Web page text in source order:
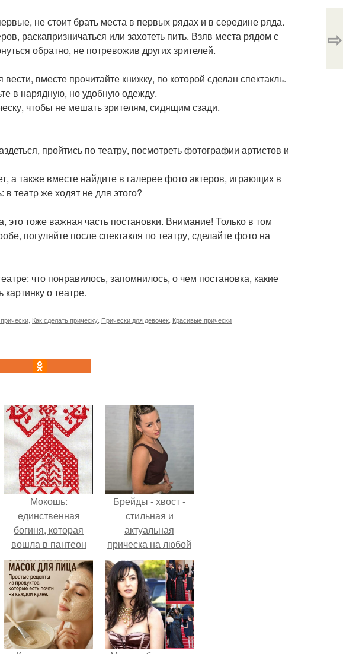
не стоит брать места в первых рядах и в середине ряда.
раскапризничаться или захотеть пить. Взяв места рядом с
обратно, не потревожив других зрителей.
вместе прочитайте книжку, по которой сделан спектакль.
в нарядную, но удобную одежду.
чтобы не мешать зрителям, сидящим сзади.
пройтись по театру, посмотреть фотографии артистов и
а также вместе найдите в галерее фото актеров, играющих в
в театр же ходят не для этого?
это тоже важная часть постановки. Внимание! Только в том
погуляйте после спектакля по театру, сделайте фото на
что понравилось, запомнилось, о чем постановка, какие
о театре.
Как сделать прическу Прически для девочек Красивые прически
⇨
Мокошь:
единственная
богиня, которая
вошла в пантеон
князя Владимира.
Брейды - хвост -
стильная и
актуальная
прическа на любой
случай.